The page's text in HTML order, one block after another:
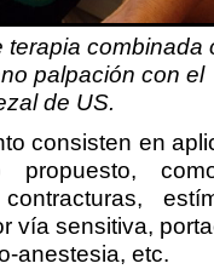
terapia combinada
palpación con el
de US.
consisten en
vía sensitiva,
anestesia, etc.